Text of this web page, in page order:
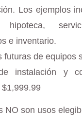
Los ejemplos
hipoteca,
e inventario.
futuras de equipos
instalación y
NO son usos